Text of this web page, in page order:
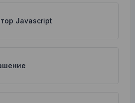
Javascript